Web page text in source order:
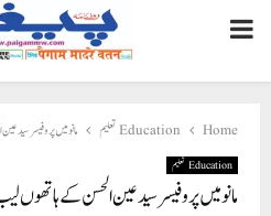
PRIMARY
MENU
Home Education تعلیم مانو میں پروفیسر سید
Education تعلیم
مانو میں پروفیسر سید عین الحسن کے ہاتھوں